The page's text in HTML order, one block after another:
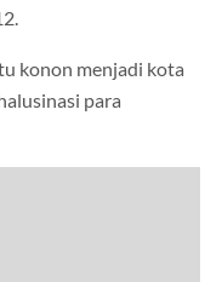
konon menjadi kota
para